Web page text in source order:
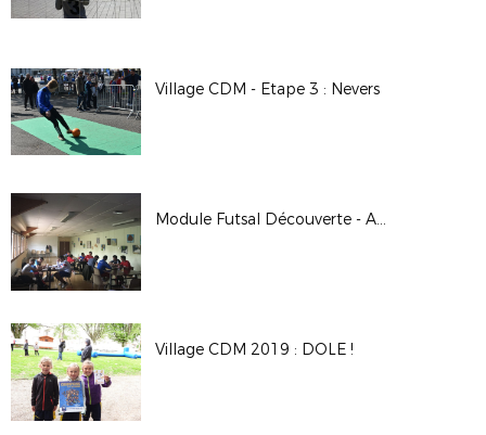
Village CDM - Etape 3 : Nevers
Module Futsal Découverte - Avril 2019
Village CDM 2019 : DOLE !